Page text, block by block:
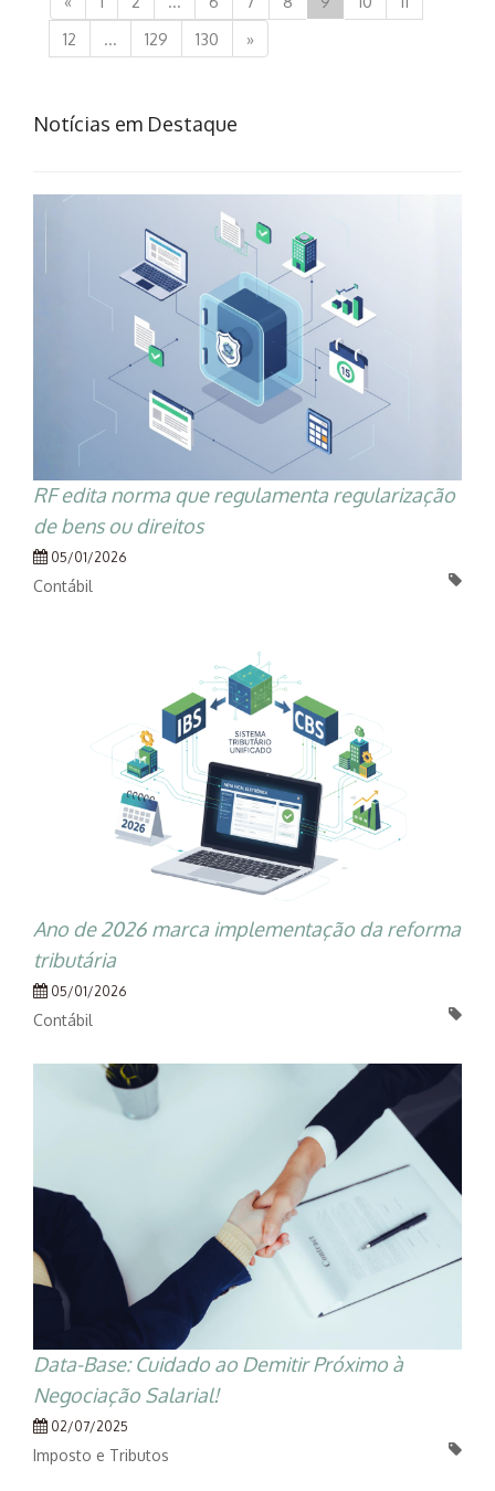
12
... 129 130 »
Notícias em Destaque
RF edita norma que regulamenta regularização
de bens ou direitos
05/01/2026
Contábil
Ano de 2026 marca implementação da reforma
tributária
05/01/2026
Contábil
Data-Base: Cuidado ao Demitir Próximo à
Negociação Salarial!
02/07/2025
Imposto e Tributos